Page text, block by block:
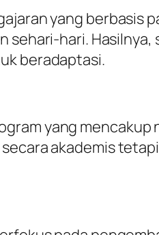
yang berbasis
sehari-hari. Hasilnya,
beradaptasi.
yang mencakup
akademis